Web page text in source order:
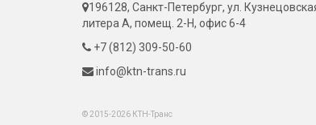
196128, Санкт-Петербург, ул.
литера А, помещ. 2-Н, офис 6-4
+7 (812) 309-50-60
info@ktn-trans.ru
© 2015-2026 КТН-Транс